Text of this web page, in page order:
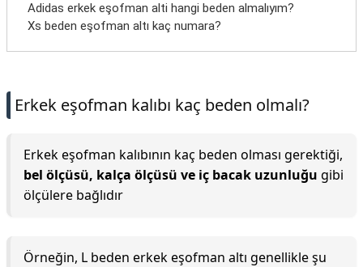
Adidas erkek eşofman alti hangi beden almalıyım?
Xs beden eşofman altı kaç numara?
Erkek eşofman kalıbı kaç beden olmalı?
Erkek eşofman kalıbının kaç beden olması gerektiği,
bel ölçüsü, kalça ölçüsü ve iç bacak uzunluğu gibi
ölçülere bağlıdır
Örneğin, L beden erkek eşofman altı genellikle şu